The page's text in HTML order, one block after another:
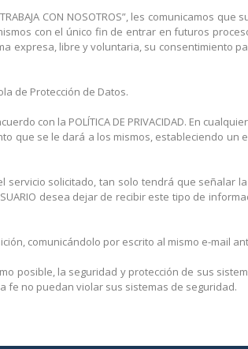
CON NOSOTROS”, les comunicamos que
con el único fin de entrar en futuros
expresa, libre y voluntaria, su consentimiento
de Protección de Datos.
con la POLÍTICA DE PRIVACIDAD. En
se le dará a los mismos, estableciendo un
servicio solicitado, tan solo tendrá que señalar
desea dejar de recibir este tipo de
comunicándolo por escrito al mismo e-mail
posible, la seguridad y protección de sus
fe no puedan violar sus sistemas de seguridad.